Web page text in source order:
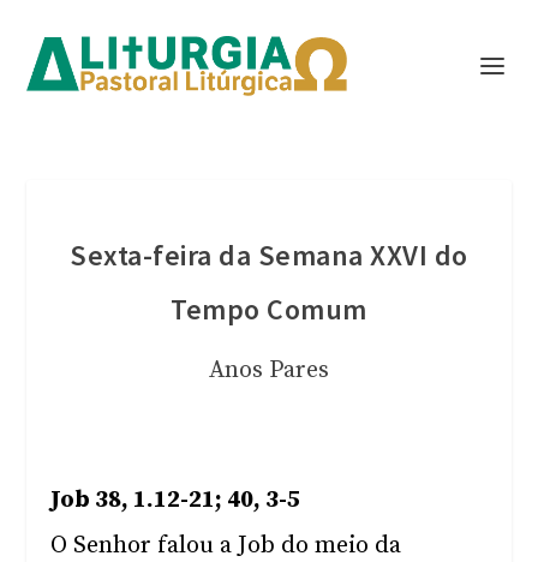
Sexta-feira da Semana XXVI do
Tempo Comum
Anos Pares
Job 38, 1.12-21; 40, 3-5
O Senhor falou a Job do meio da